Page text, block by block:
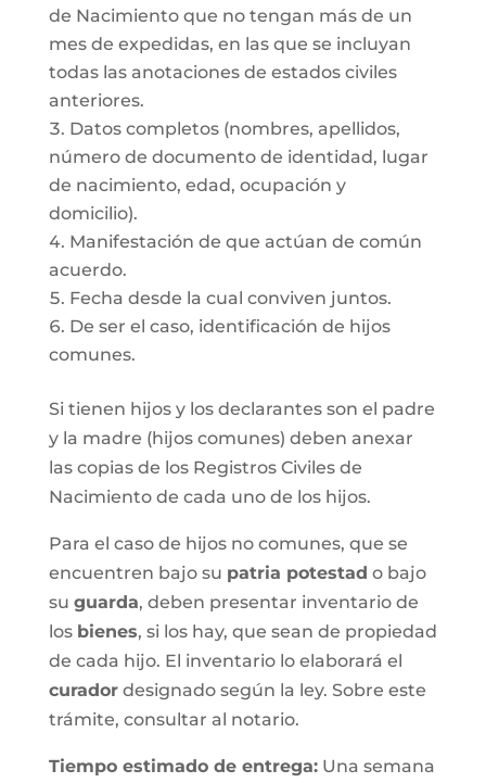
de Nacimiento que no tengan más de un
mes de expedidas, en las que se incluyan
todas las anotaciones de estados civiles
anteriores.
Datos completos (nombres, apellidos,
número de documento de identidad, lugar
de nacimiento, edad, ocupación y
domicilio).
Manifestación de que actúan de común
acuerdo.
Fecha desde la cual conviven juntos.
De ser el caso, identificación de hijos
comunes.
Si tienen hijos y los declarantes son el padre
y la madre (hijos comunes) deben anexar
las copias de los Registros Civiles de
Nacimiento de cada uno de los hijos.
Para el caso de hijos no comunes, que se
encuentren bajo su patria potestad o bajo
su guarda, deben presentar inventario de
los bienes, si los hay, que sean de propiedad
de cada hijo. El inventario lo elaborará el
curadordesignado según la ley. Sobre este
trámite, consultar al notario.
Tiempo estimado de entrega:Una semana